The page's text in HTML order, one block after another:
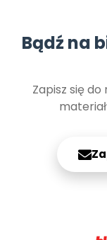
Bądź na
Zapisz się